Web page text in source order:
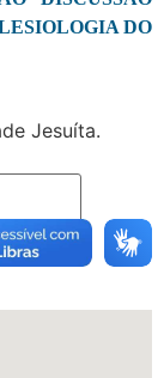
DO
Jesuíta.